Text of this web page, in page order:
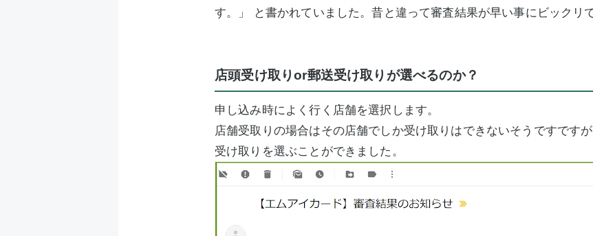
す。」 と書かれていました。昔と違って審査結果が早い事にビックリで
店頭受け取りor郵送受け取りが選べるのか？
申し込み時によく行く店舗を選択します。
店舗受取りの場合はその店舗でしか受け取りはできないそうですです
受け取りを選ぶことができました。